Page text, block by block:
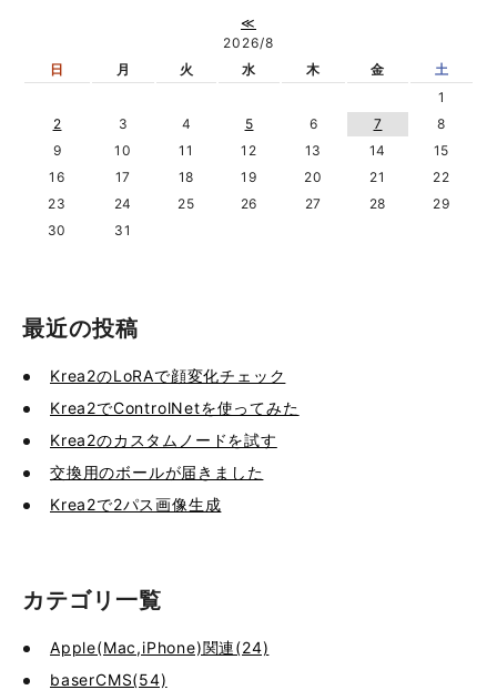
≪
2026/8
日
月 火 水 木 金
土
1
2
3 4 5 6 7
8
9
10 11 12 13 14
15
16
17 18 19 20 21
22
23
24 25 26 27 28
29
30
31
最近の投稿
Krea2のLoRAで顔変化チェック
Krea2でControlNetを使ってみた
Krea2のカスタムノードを試す
交換用のボールが届きました
Krea2で2パス画像生成
カテゴリ一覧
Apple(Mac,iPhone)関連(24)
baserCMS(54)